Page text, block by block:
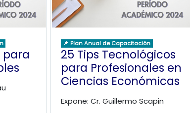
para
📌 Plan Anual de Capacitación
25 Tips Tecnológicos
para Profesionales en
Ciencias Económicas
Expone: Cr. Guillermo Scapin